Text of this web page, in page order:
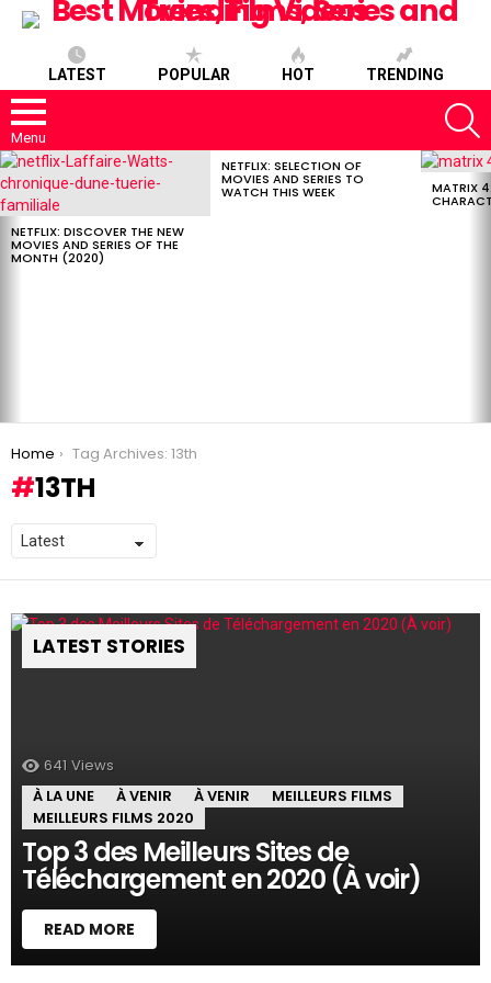
LATEST POPULAR HOT TRENDING
Menu
LATEST
STORIES
NETFLIX: DISCOVER THE NEW
MOVIES AND SERIES OF THE
MONTH (2020)
NETFLIX: SELECTION OF
MOVIES AND SERIES TO
WATCH THIS WEEK MATRIX
You are here:
Home Tag Archives: 13th
13TH
LATEST STORIES
641 Views
À LA UNE
À VENIR À VENIR
MEILLEURS FILMS
MEILLEURS FILMS 2020
Top 3 des Meilleurs Sites de
Téléchargement en 2020 (À voir)
READ MORE